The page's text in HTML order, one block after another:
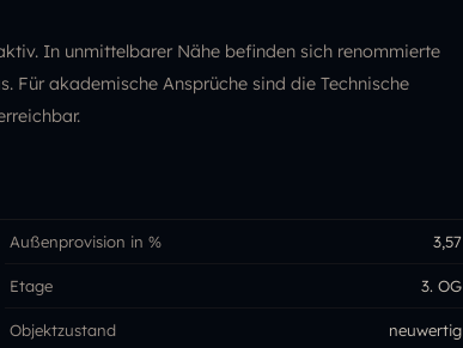
In unmittelbarer Nähe befinden sich renommierte
Für akademische Ansprüche sind die Technische
Außenprovision in % 3,57
Etage 3. OG
Objektzustand neuwertig